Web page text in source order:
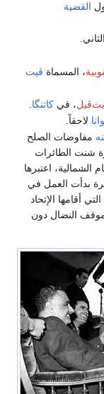
القضية
الثاني.
، المسماة ڤيت
، فيكاتنگا
لاحقاً.
مفاوضات الصلح
شنت الطائرات
الشمالية، اعتبرها
بدأت العمل في
أقامها الإتحاد
النضال دون